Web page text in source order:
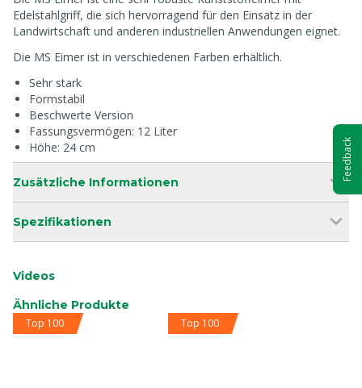
Edelstahlgriff, die sich hervorragend für den Einsatz in der
Landwirtschaft und anderen industriellen Anwendungen eignet.
Die MS Eimer ist in verschiedenen Farben erhältlich.
Sehr stark
Formstabil
Beschwerte Version
Fassungsvermögen: 12 Liter
Höhe: 24 cm
Zusätzliche Informationen
Spezifikationen
Videos
Ähnliche Produkte
Top 100 Top 100
Feedback